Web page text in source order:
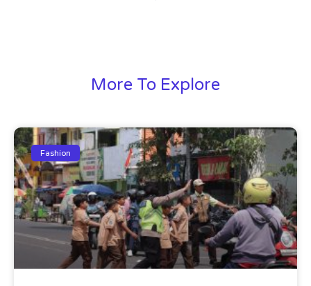
More To Explore
Fashion